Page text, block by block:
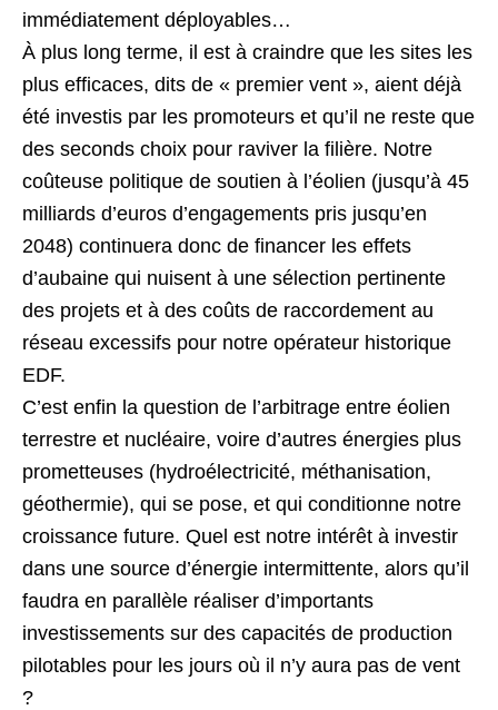
immédiatement déployables…
À plus long terme, il est à craindre que les sites les
plus efficaces, dits de « premier vent », aient déjà
été investis par les promoteurs et qu’il ne reste que
des seconds choix pour raviver la filière. Notre
coûteuse politique de soutien à l’éolien (jusqu’à 45
milliards d’euros d’engagements pris jusqu’en
2048) continuera donc de financer les effets
d’aubaine qui nuisent à une sélection pertinente
des projets et à des coûts de raccordement au
réseau excessifs pour notre opérateur historique
EDF.
C’est enfin la question de l’arbitrage entre éolien
terrestre et nucléaire, voire d’autres énergies plus
prometteuses (hydroélectricité, méthanisation,
géothermie), qui se pose, et qui conditionne notre
croissance future. Quel est notre intérêt à investir
dans une source d’énergie intermittente, alors qu’il
faudra en parallèle réaliser d’importants
investissements sur des capacités de production
pilotables pour les jours où il n’y aura pas de vent
?